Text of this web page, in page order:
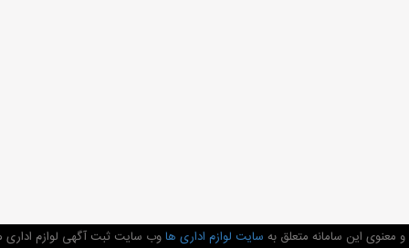
معنوی این سامانه متعلق به سایت لوازم اداری هاوب سایت ثبت آگهی لوازم اداری